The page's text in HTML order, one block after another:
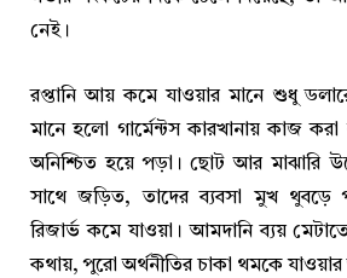
নেই।
রপ্তানি আয় কমে যাওয়ার মানে শুধু
মানে হলো গার্মেন্টস কারখানায় কাজ করা
অনিশ্চিত হয়ে পড়া। ছোট আর মাঝারি
সাথে জড়িত, তাদের ব্যবসা মুখ থুবড়ে
রিজার্ভ কমে যাওয়া। আমদানি ব্যয়
কথায়, পুরো অর্থনীতির চাকা থমকে